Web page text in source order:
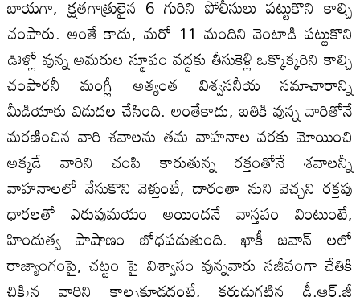
బాయగా, క్షతగాత్రులైన 6 గురిని పోలీసులు పట్టుకొని కాల్చి
చంపారు. అంతే కాదు, మరో 11 మందిని వెంటాడి పట్టుకొని
ఊళ్లో వున్న అమరుల స్థూపం వద్దకు తీసుకెళ్లి ఒక్కొక్కరిని కాల్చి
చంపారనీ మంగ్లీ అత్యంత విశ్వసనీయ సమాచారాన్ని
మీడియాకు విడుదల చేసింది. అంతేకాదు, బతికి వున్న వారితోనే
మరణించిన వారి శవాలను తమ వాహనాల వరకు మోయించి
అక్కడే వారిని చంపి కారుతున్న రక్తంతోనే శవాలన్నీ
వాహనాలలో వేసుకొని వెళ్తుంటే, దారంతా నుని వెచ్చని రక్తపు
ధారలతో ఎరుపుమయం అయిందనే వాస్తవం వింటుంటే,
హిందుత్వ పాషాణం బోధపడుతుంది. ఖాకీ జవాన్ లలో
రాజ్యాంగంపై, చట్టం పై విశ్వాసం వున్నవారు సజీవంగా చేతికి
చిక్కిన వారిని కాల్చకూడదంటే, కరుడుగట్టిన డీ.ఆర్.జీ